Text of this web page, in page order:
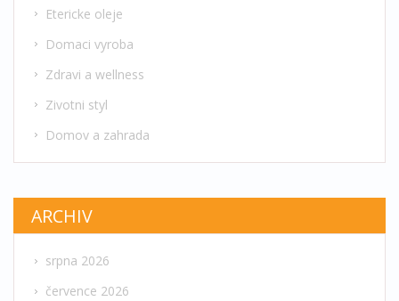
Etericke oleje
Domaci vyroba
Zdravi a wellness
Zivotni styl
Domov a zahrada
ARCHIV
srpna 2026
července 2026